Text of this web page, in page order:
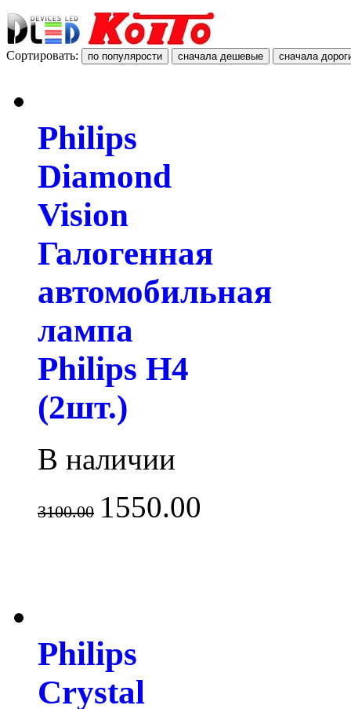
Сортировать:
Philips
Diamond
Vision
Галогенная
автомобильная
лампа
Philips H4
(2шт.)
В наличии
3100.00 1550.00
Philips
Crystal